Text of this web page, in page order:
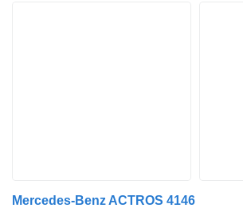
Mercedes-Benz ACTROS 4146